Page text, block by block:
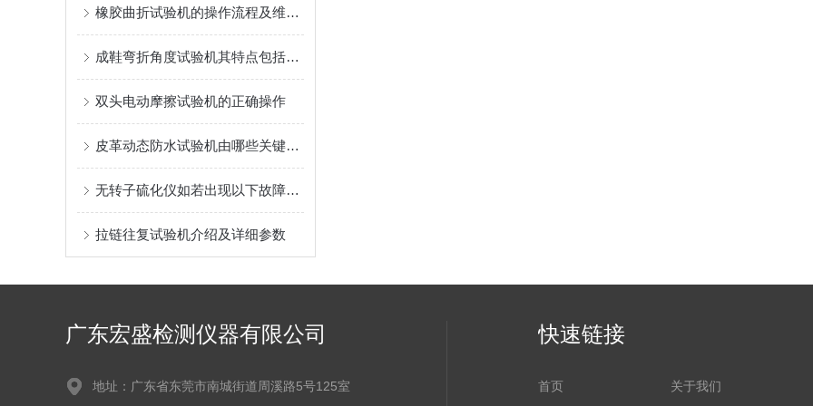
橡胶曲折试验机的操作流程及维护知识
成鞋弯折角度试验机其特点包括什么
双头电动摩擦试验机的正确操作
皮革动态防水试验机由哪些关键构成？一文看清核心模块！
无转子硫化仪如若出现以下故障该如何处理呢？
拉链往复试验机介绍及详细参数
广东宏盛检测仪器有限公司
地址：广东省东莞市南城街道周溪路5号125室
快速链接
首页 关于我们